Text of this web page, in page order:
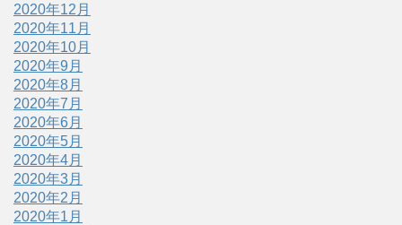
2020年12月
2020年11月
2020年10月
2020年9月
2020年8月
2020年7月
2020年6月
2020年5月
2020年4月
2020年3月
2020年2月
2020年1月